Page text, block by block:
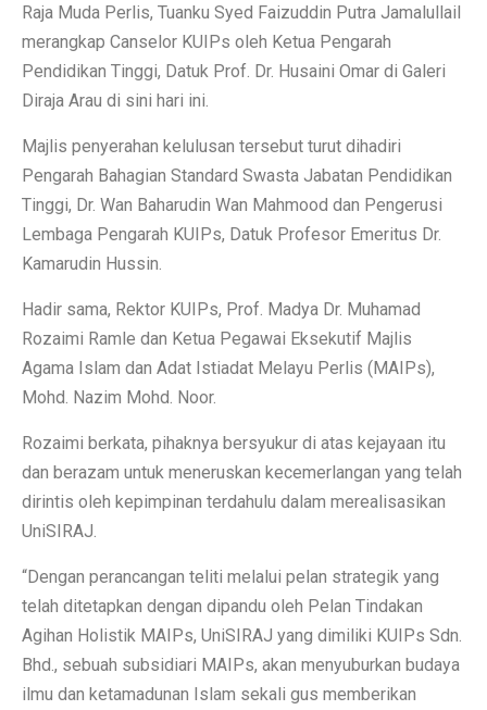
Raja Muda Perlis, Tuanku Syed Faizuddin Putra Jamalullail
merangkap Canselor KUIPs oleh Ketua Pengarah
Pendidikan Tinggi, Datuk Prof. Dr. Husaini Omar di Galeri
Diraja Arau di sini hari ini.
Majlis penyerahan kelulusan tersebut turut dihadiri
Pengarah Bahagian Standard Swasta Jabatan Pendidikan
Tinggi, Dr. Wan Baharudin Wan Mahmood dan Pengerusi
Lembaga Pengarah KUIPs, Datuk Profesor Emeritus Dr.
Kamarudin Hussin.
Hadir sama, Rektor KUIPs, Prof. Madya Dr. Muhamad
Rozaimi Ramle dan Ketua Pegawai Eksekutif Majlis
Agama Islam dan Adat Istiadat Melayu Perlis (MAIPs),
Mohd. Nazim Mohd. Noor.
Rozaimi berkata, pihaknya bersyukur di atas kejayaan itu
dan berazam untuk meneruskan kecemerlangan yang telah
dirintis oleh kepimpinan terdahulu dalam merealisasikan
UniSIRAJ.
“Dengan perancangan teliti melalui pelan strategik yang
telah ditetapkan dengan dipandu oleh Pelan Tindakan
Agihan Holistik MAIPs, UniSIRAJ yang dimiliki KUIPs Sdn.
Bhd., sebuah subsidiari MAIPs, akan menyuburkan budaya
ilmu dan ketamadunan Islam sekali gus memberikan